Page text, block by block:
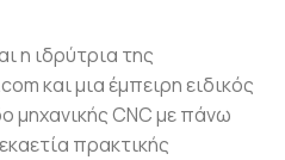
η ιδρύτρια της
και μια έμπειρη ειδικός
μηχανικής CNC με πάνω
πρακτικής